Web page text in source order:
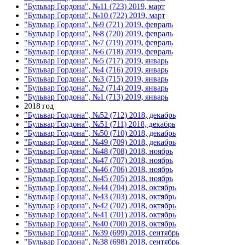
"Бульвар Гордона", №11 (723) 2019, март
"Бульвар Гордона", №10 (722) 2019, март
"Бульвар Гордона", №9 (721) 2019, февраль
"Бульвар Гордона", №8 (720) 2019, февраль
"Бульвар Гордона", №7 (719) 2019, февраль
"Бульвар Гордона", №6 (718) 2019, февраль
"Бульвар Гордона", №5 (717) 2019, январь
"Бульвар Гордона", №4 (716) 2019, январь
"Бульвар Гордона", №3 (715) 2019, январь
"Бульвар Гордона", №2 (714) 2019, январь
"Бульвар Гордона", №1 (713) 2019, январь
2018 год
"Бульвар Гордона", №52 (712) 2018, декабрь
"Бульвар Гордона", №51 (711) 2018, декабрь
"Бульвар Гордона", №50 (710) 2018, декабрь
"Бульвар Гордона", №49 (709) 2018, декабрь
"Бульвар Гордона", №48 (708) 2018, ноябрь
"Бульвар Гордона", №47 (707) 2018, ноябрь
"Бульвар Гордона", №46 (706) 2018, ноябрь
"Бульвар Гордона", №45 (705) 2018, ноябрь
"Бульвар Гордона", №44 (704) 2018, октябрь
"Бульвар Гордона", №43 (703) 2018, октябрь
"Бульвар Гордона", №42 (702) 2018, октябрь
"Бульвар Гордона", №41 (701) 2018, октябрь
"Бульвар Гордона", №40 (700) 2018, октябрь
"Бульвар Гордона", №39 (699) 2018, сентябрь
"Бульвар Гордона", №38 (698) 2018, сентябрь